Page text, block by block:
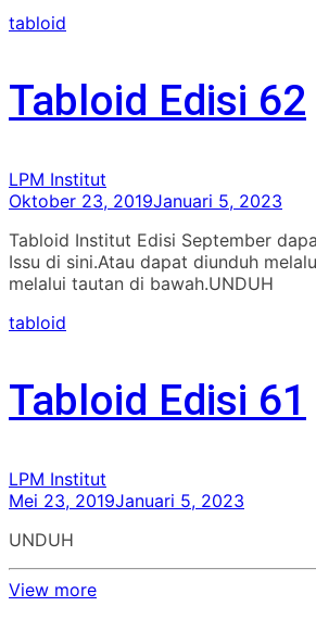
tabloid
Tabloid Edisi 62
LPM Institut
Oktober 23, 2019Januari 5, 2023
Tabloid Institut Edisi September
Issu di sini.Atau dapat diunduh
melalui tautan di bawah.UNDUH
tabloid
Tabloid Edisi 61
LPM Institut
Mei 23, 2019Januari 5, 2023
UNDUH
View more